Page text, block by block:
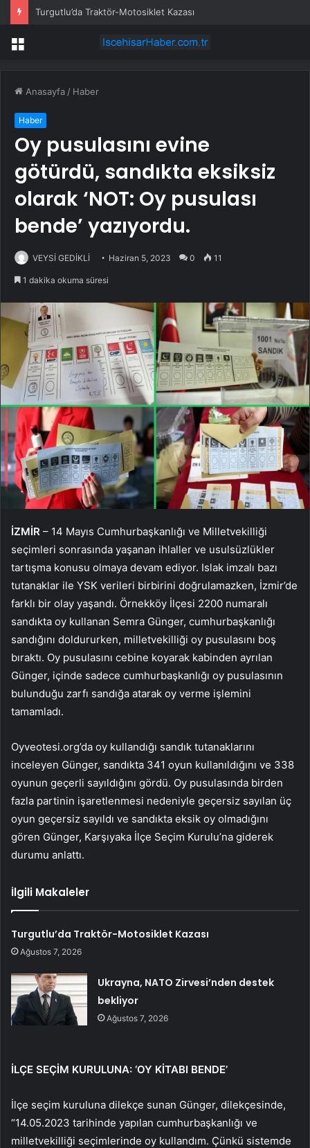
Turgutlu’da Traktör-Motosiklet Kazası
Menü
Anasayfa / Haber
Haber
Oy pusulasını evine
götürdü, sandıkta eksiksiz
olarak ‘NOT: Oy pusulası
bende’ yazıyordu.
VEYSİ GEDİKLİ Haziran 5, 2023 0 11
1 dakika okuma süresi
İZMİR – 14 Mayıs Cumhurbaşkanlığı ve Milletvekilliği
seçimleri sonrasında yaşanan ihlaller ve usulsüzlükler
tartışma konusu olmaya devam ediyor. Islak imzalı bazı
tutanaklar ile YSK verileri birbirini doğrulamazken, İzmir’de
farklı bir olay yaşandı. Örnekköy İlçesi 2200 numaralı
sandıkta oy kullanan Semra Günger, cumhurbaşkanlığı
sandığını doldururken, milletvekilliği oy pusulasını boş
bıraktı. Oy pusulasını cebine koyarak kabinden ayrılan
Günger, içinde sadece cumhurbaşkanlığı oy pusulasının
bulunduğu zarfı sandığa atarak oy verme işlemini
tamamladı.
Oyveotesi.org’da oy kullandığı sandık tutanaklarını
inceleyen Günger, sandıkta 341 oyun kullanıldığını ve 338
oyunun geçerli sayıldığını gördü. Oy pusulasında birden
fazla partinin işaretlenmesi nedeniyle geçersiz sayılan üç
oyun geçersiz sayıldı ve sandıkta eksik oy olmadığını
gören Günger, Karşıyaka İlçe Seçim Kurulu’na giderek
durumu anlattı.
İlgili Makaleler
Turgutlu’da Traktör-Motosiklet Kazası
Ağustos 7, 2026
Ukrayna, NATO Zirvesi’nden destek
bekliyor
Ağustos 7, 2026
İLÇE SEÇİM KURULUNA: ‘OY KİTABI BENDE’
İlçe seçim kuruluna dilekçe sunan Günger, dilekçesinde,
“14.05.2023 tarihinde yapılan cumhurbaşkanlığı ve
milletvekilliği seçimlerinde oy kullandım. Çünkü sistemde